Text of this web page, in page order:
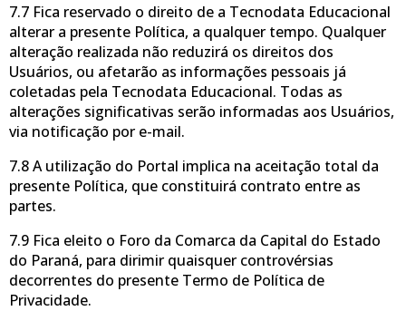
7.7 Fica reservado o direito de a Tecnodata Educacional
alterar a presente Política, a qualquer tempo. Qualquer
alteração realizada não reduzirá os direitos dos
Usuários, ou afetarão as informações pessoais já
coletadas pela Tecnodata Educacional. Todas as
alterações significativas serão informadas aos Usuários,
via notificação por e-mail.
7.8 A utilização do Portal implica na aceitação total da
presente Política, que constituirá contrato entre as
partes.
7.9 Fica eleito o Foro da Comarca da Capital do Estado
do Paraná, para dirimir quaisquer controvérsias
decorrentes do presente Termo de Política de
Privacidade.